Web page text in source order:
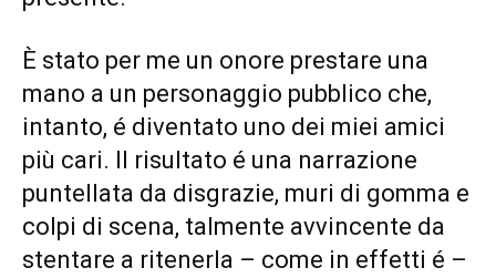
È stato per me un onore prestare una
mano a un personaggio pubblico che,
intanto, é diventato uno dei miei amici
più cari. Il risultato é una narrazione
puntellata da disgrazie, muri di gomma e
colpi di scena, talmente avvincente da
stentare a ritenerla – come in effetti é –